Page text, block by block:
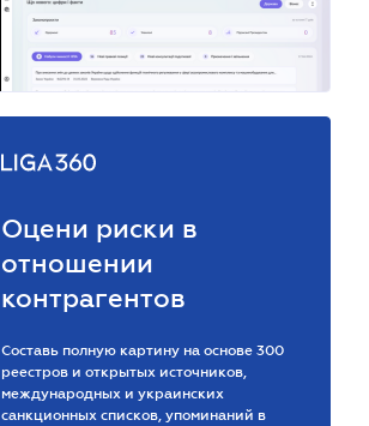
Оцени риски в
отношении
контрагентов
Составь полную картину на основе 300
реестров и открытых источников,
международных и украинских
санкционных списков, упоминаний в